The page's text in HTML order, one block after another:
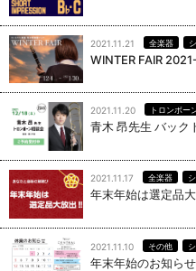
2021.11.21 全楽器
WINTER FAIR
2021.11.20 トロンボー
青木 昂先生 バック
2021.11.17 全楽器
年末年始は選定品
2021.11.10 その他
年末年始のお知らせ